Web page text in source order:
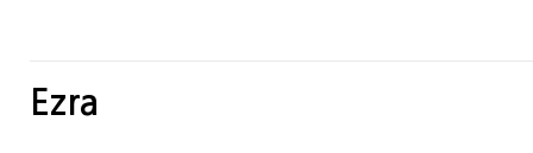
Ezra